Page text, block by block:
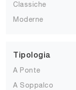
Classiche
Moderne
Tipologia
A Ponte
A Soppalco